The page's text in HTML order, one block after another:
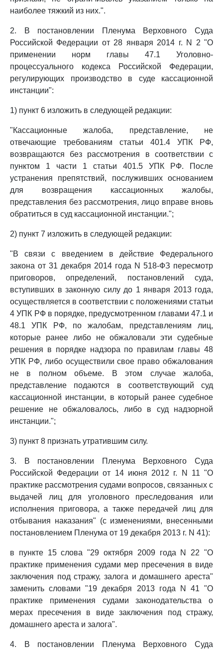
наиболее тяжкий из них.".
2. В постановлении Пленума Верховного Суда
Российской Федерации от 28 января 2014 г. N 2 "О
применении норм главы 47.1 Уголовно-
процессуального кодекса Российской Федерации,
регулирующих производство в суде кассационной
инстанции":
1) пункт 6 изложить в следующей редакции:
"Кассационные жалоба, представление, не
отвечающие требованиям статьи 401.4 УПК РФ,
возвращаются без рассмотрения в соответствии с
пунктом 1 части 1 статьи 401.5 УПК РФ. После
устранения препятствий, послуживших основанием
для возвращения кассационных жалобы,
представления без рассмотрения, лицо вправе вновь
обратиться в суд кассационной инстанции.";
2) пункт 7 изложить в следующей редакции:
"В связи с введением в действие Федерального
закона от 31 декабря 2014 года N 518-ФЗ пересмотр
приговоров, определений, постановлений суда,
вступивших в законную силу до 1 января 2013 года,
осуществляется в соответствии с положениями статьи
4 УПК РФ в порядке, предусмотренном главами 47.1 и
48.1 УПК РФ, по жалобам, представлениям лиц,
которые ранее либо не обжаловали эти судебные
решения в порядке надзора по правилам главы 48
УПК РФ, либо осуществили свое право обжалования
не в полном объеме. В этом случае жалоба,
представление подаются в соответствующий суд
кассационной инстанции, в который ранее судебное
решение не обжаловалось, либо в суд надзорной
инстанции.";
3) пункт 8 признать утратившим силу.
3. В постановлении Пленума Верховного Суда
Российской Федерации от 14 июня 2012 г. N 11 "О
практике рассмотрения судами вопросов, связанных с
выдачей лиц для уголовного преследования или
исполнения приговора, а также передачей лиц для
отбывания наказания" (с изменениями, внесенными
постановлением Пленума от 19 декабря 2013 г. N 41):
в пункте 15 слова "29 октября 2009 года N 22 "О
практике применения судами мер пресечения в виде
заключения под стражу, залога и домашнего ареста"
заменить словами "19 декабря 2013 года N 41 "О
практике применения судами законодательства о
мерах пресечения в виде заключения под стражу,
домашнего ареста и залога".
4. В постановлении Пленума Верховного Суда